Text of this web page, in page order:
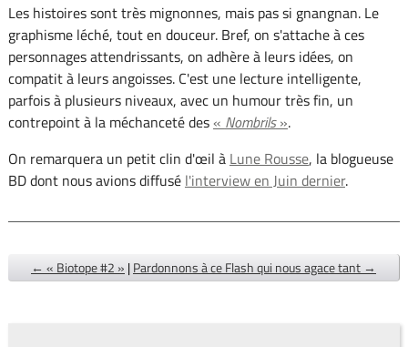
Les histoires sont très mignonnes, mais pas si gnangnan. Le
graphisme léché, tout en douceur. Bref, on s'attache à ces
personnages attendrissants, on adhère à leurs idées, on
compatit à leurs angoisses. C'est une lecture intelligente,
parfois à plusieurs niveaux, avec un humour très fin, un
contrepoint à la méchanceté des« Nombrils».
On remarquera un petit clin d'œil à Lune Rousse, la blogueuse
BD dont nous avions diffusé l'interview en Juin dernier.
← « Biotope #2 » |Pardonnons à ce Flash qui nous agace tant →